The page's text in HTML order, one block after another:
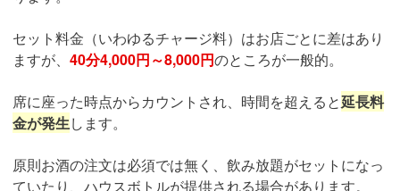
セット料金（いわゆるチャージ料）はお店ごとに差はあり
ますが、 40分4,000円～8,000円のところが一般的。
席に座った時点からカウントされ、時間を超えると延長料
金が発生します。
原則お酒の注文は必須では無く、飲み放題がセットになっ
ていたり、ハウスボトルが提供される場合があります。